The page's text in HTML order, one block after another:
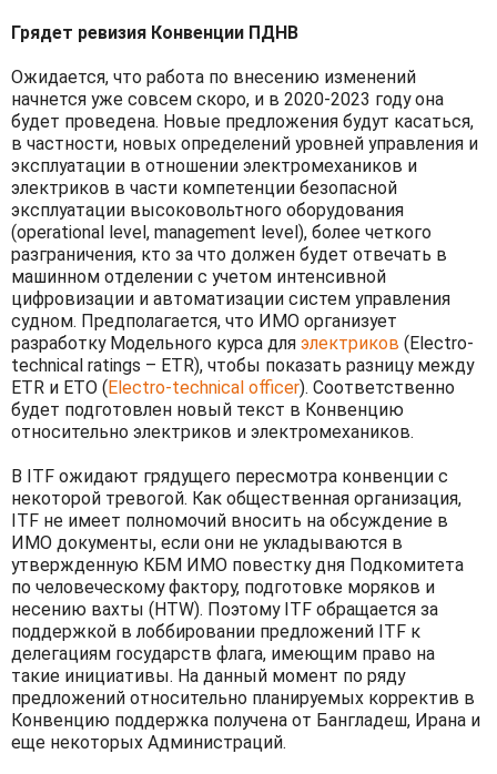
Грядет ревизия Конвенции ПДНВ
Ожидается, что работа по внесению изменений
начнется уже совсем скоро, и в 2020-2023 году она
будет проведена. Новые предложения будут касаться,
в частности, новых определений уровней управления и
эксплуатации в отношении электромехаников и
электриков в части компетенции безопасной
эксплуатации высоковольтного оборудования
(operational level, management level), более четкого
разграничения, кто за что должен будет отвечать в
машинном отделении с учетом интенсивной
цифровизации и автоматизации систем управления
судном. Предполагается, что ИМО организует
разработку Модельного курса для электриков (Electro-
technical ratings – ETR), чтобы показать разницу между
ETR и ETO (Electro-technical officer). Соответственно
будет подготовлен новый текст в Конвенцию
относительно электриков и электромехаников.
В ITF ожидают грядущего пересмотра конвенции c
некоторой тревогой. Как общественная организация,
ITF не имеет полномочий вносить на обсуждение в
ИМО документы, если они не укладываются в
утвержденную КБМ ИМО повестку дня Подкомитета
по человеческому фактору, подготовке моряков и
несению вахты (HTW). Поэтому ITF обращается за
поддержкой в лоббировании предложений ITF к
делегациям государств флага, имеющим право на
такие инициативы. На данный момент по ряду
предложений относительно планируемых корректив в
Конвенцию поддержка получена от Бангладеш, Ирана и
еще некоторых Администраций.